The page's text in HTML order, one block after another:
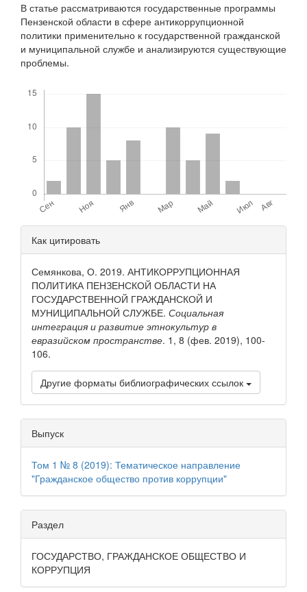
В статье рассматриваются государственные программы
Пензенской области в сфере антикоррупционной
политики применительно к государственной гражданской
и муниципальной службе и анализируются существующие
проблемы.
Детали
статьи
Как цитировать
Семянкова, О. 2019. АНТИКОРРУПЦИОННАЯ
ПОЛИТИКА ПЕНЗЕНСКОЙ ОБЛАСТИ НА
ГОСУДАРСТВЕННОЙ ГРАЖДАНСКОЙ И
МУНИЦИПАЛЬНОЙ СЛУЖБЕ. Социальная
интеграция и развитие этнокультур в
евразийском пространстве. 1, 8 (фев. 2019), 100-
106.
Другие форматы библиографических ссылок
Выпуск
Том 1 № 8 (2019): Тематическое направление
"Гражданское общество против коррупции"
Раздел
ГОСУДАРСТВО, ГРАЖДАНСКОЕ ОБЩЕСТВО И
КОРРУПЦИЯ